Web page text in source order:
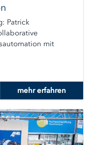
Patrick
mit
mehr erfahren